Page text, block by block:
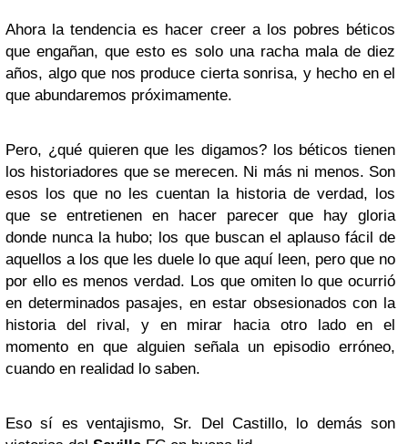
Ahora la tendencia es hacer creer a los pobres béticos
que engañan, que esto es solo una racha mala de diez
años, algo que nos produce cierta sonrisa, y hecho en el
que abundaremos próximamente.
Pero, ¿qué quieren que les digamos? los béticos tienen
los historiadores que se merecen. Ni más ni menos. Son
esos los que no les cuentan la historia de verdad, los
que se entretienen en hacer parecer que hay gloria
donde nunca la hubo; los que buscan el aplauso fácil de
aquellos a los que les duele lo que aquí leen, pero que no
por ello es menos verdad. Los que omiten lo que ocurrió
en determinados pasajes, en estar obsesionados con la
historia del rival, y en mirar hacia otro lado en el
momento en que alguien señala un episodio erróneo,
cuando en realidad lo saben.
Eso sí es ventajismo, Sr. Del Castillo, lo demás son